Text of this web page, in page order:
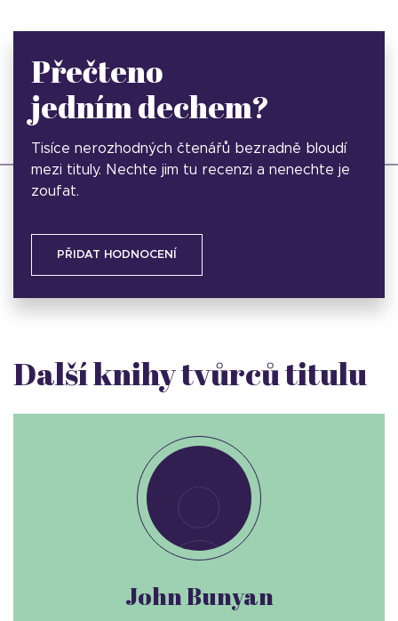
Přečteno
jedním dechem?
Tisíce nerozhodných čtenářů bezradně bloudí
mezi tituly. Nechte jim tu recenzi a nenechte je
zoufat.
PŘIDAT HODNOCENÍ
Další knihy tvůrců titulu
John Bunyan